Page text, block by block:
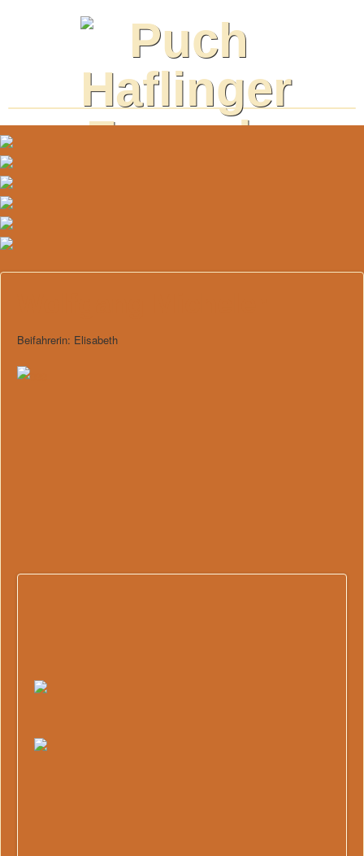
Beifahrerin: Elisabeth